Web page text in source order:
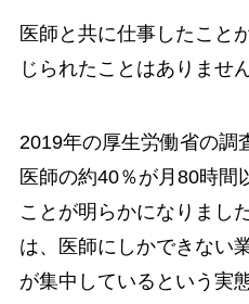
医師と共に仕事したこと
じられたことはありませ
2019年の厚生労働省の調
医師の約40％が月80時間
ことが明らかになりまし
は、医師にしかできない
が集中しているという実